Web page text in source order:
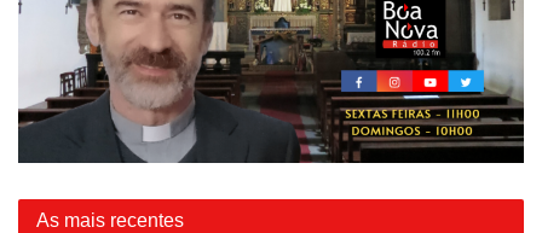
As mais recentes